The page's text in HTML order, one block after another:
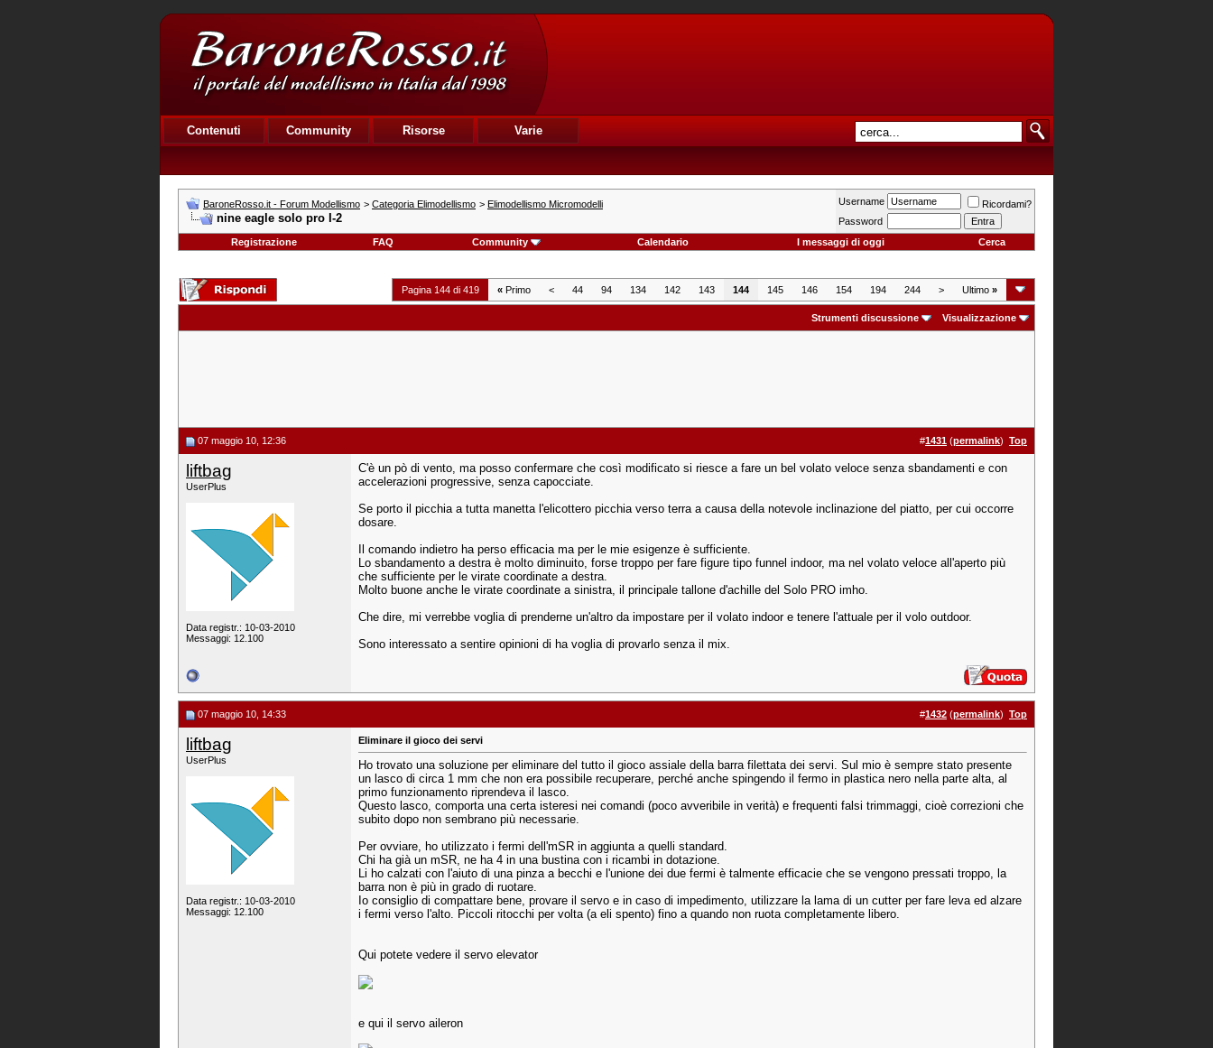
Contenuti Community Risorse Varie
BaroneRosso.it - Forum Modellismo > Categoria Elimodellismo > Elimodellismo Micromodelli
nine eagle solo pro I-2
Username
Ricordami?
Password
Registrazione
FAQ Community Calendario I messaggi di oggi Cerca
Pagina 144 di 419 « Primo < 44 94 134 142 143 144 145 146 154 194 244 > Ultimo »
Strumenti discussione Visualizzazione
07 maggio 10, 12:36 #1431 (permalink) Top
liftbag
UserPlus
Data registr.: 10-03-2010
Messaggi: 12.100
C'è un pò di vento, ma posso confermare che così modificato si riesce a fare un bel volato veloce senza sbandamenti e con
accelerazioni progressive, senza capocciate.
Se porto il picchia a tutta manetta l'elicottero picchia verso terra a causa della notevole inclinazione del piatto, per cui occorre
dosare.
Il comando indietro ha perso efficacia ma per le mie esigenze è sufficiente.
Lo sbandamento a destra è molto diminuito, forse troppo per fare figure tipo funnel indoor, ma nel volato veloce all'aperto più
che sufficiente per le virate coordinate a destra.
Molto buone anche le virate coordinate a sinistra, il principale tallone d'achille del Solo PRO imho.
Che dire, mi verrebbe voglia di prenderne un'altro da impostare per il volato indoor e tenere l'attuale per il volo outdoor.
Sono interessato a sentire opinioni di ha voglia di provarlo senza il mix.
07 maggio 10, 14:33 #1432 (permalink) Top
liftbag
UserPlus
Data registr.: 10-03-2010
Messaggi: 12.100
Eliminare il gioco dei servi
Ho trovato una soluzione per eliminare del tutto il gioco assiale della barra filettata dei servi. Sul mio è sempre stato presente
un lasco di circa 1 mm che non era possibile recuperare, perché anche spingendo il fermo in plastica nero nella parte alta, al
primo funzionamento riprendeva il lasco.
Questo lasco, comporta una certa isteresi nei comandi (poco avveribile in verità) e frequenti falsi trimmaggi, cioè correzioni che
subito dopo non sembrano più necessarie.
Per ovviare, ho utilizzato i fermi dell'mSR in aggiunta a quelli standard.
Chi ha già un mSR, ne ha 4 in una bustina con i ricambi in dotazione.
Li ho calzati con l'aiuto di una pinza a becchi e l'unione dei due fermi è talmente efficacie che se vengono pressati troppo, la
barra non è più in grado di ruotare.
Io consiglio di compattare bene, provare il servo e in caso di impedimento, utilizzare la lama di un cutter per fare leva ed alzare
i fermi verso l'alto. Piccoli ritocchi per volta (a eli spento) fino a quando non ruota completamente libero.
Qui potete vedere il servo elevator
e qui il servo aileron